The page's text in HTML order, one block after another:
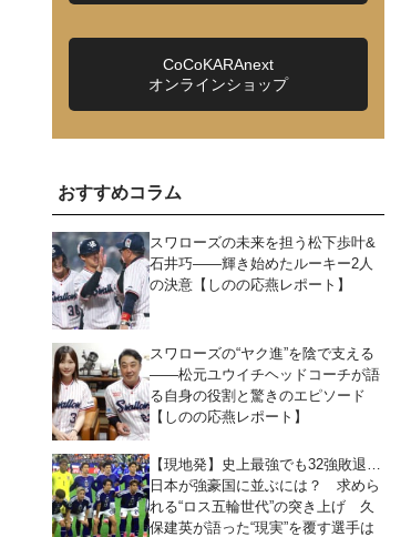
CoCoKARAnext
オンラインショップ
おすすめコラム
スワローズの未来を担う松下歩叶&
石井巧――輝き始めたルーキー2人
の決意【しのの応燕レポート】
スワローズの“ヤク進”を陰で支える
――松元ユウイチヘッドコーチが語
る自身の役割と驚きのエピソード
【しのの応燕レポート】
【現地発】史上最強でも32強敗退…
日本が強豪国に並ぶには？ 求めら
れる“ロス五輪世代”の突き上げ 久
保建英が語った“現実”を覆す選手は